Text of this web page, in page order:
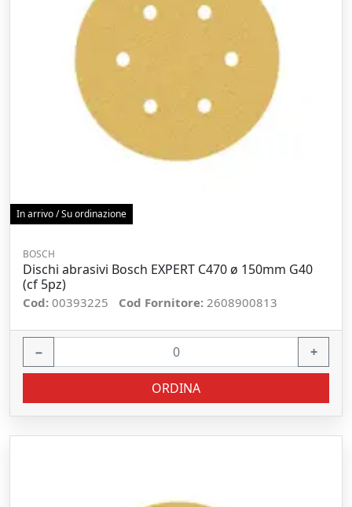
In arrivo / Su ordinazione
BOSCH
Dischi abrasivi Bosch EXPERT C470 ø 150mm G40
(cf 5pz)
Cod: 00393225 Cod Fornitore: 2608900813
− +
ORDINA